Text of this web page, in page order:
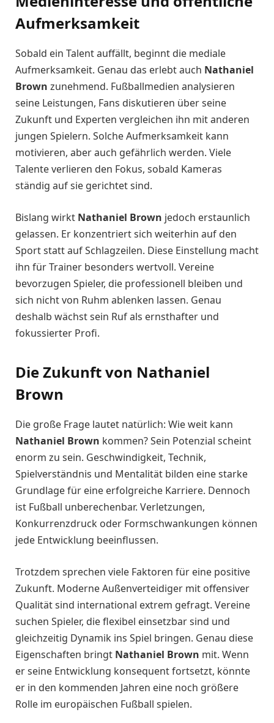
Aufmerksamkeit
Sobald ein Talent auffällt, beginnt die mediale
Aufmerksamkeit. Genau das erlebt auch Nathaniel
Brown zunehmend. Fußballmedien analysieren
seine Leistungen, Fans diskutieren über seine
Zukunft und Experten vergleichen ihn mit anderen
jungen Spielern. Solche Aufmerksamkeit kann
motivieren, aber auch gefährlich werden. Viele
Talente verlieren den Fokus, sobald Kameras
ständig auf sie gerichtet sind.
Bislang wirkt Nathaniel Brown jedoch erstaunlich
gelassen. Er konzentriert sich weiterhin auf den
Sport statt auf Schlagzeilen. Diese Einstellung macht
ihn für Trainer besonders wertvoll. Vereine
bevorzugen Spieler, die professionell bleiben und
sich nicht von Ruhm ablenken lassen. Genau
deshalb wächst sein Ruf als ernsthafter und
fokussierter Profi.
Die Zukunft von Nathaniel
Brown
Die große Frage lautet natürlich: Wie weit kann
Nathaniel Brown kommen? Sein Potenzial scheint
enorm zu sein. Geschwindigkeit, Technik,
Spielverständnis und Mentalität bilden eine starke
Grundlage für eine erfolgreiche Karriere. Dennoch
ist Fußball unberechenbar. Verletzungen,
Konkurrenzdruck oder Formschwankungen können
jede Entwicklung beeinflussen.
Trotzdem sprechen viele Faktoren für eine positive
Zukunft. Moderne Außenverteidiger mit offensiver
Qualität sind international extrem gefragt. Vereine
suchen Spieler, die flexibel einsetzbar sind und
gleichzeitig Dynamik ins Spiel bringen. Genau diese
Eigenschaften bringt Nathaniel Brown mit. Wenn
er seine Entwicklung konsequent fortsetzt, könnte
er in den kommenden Jahren eine noch größere
Rolle im europäischen Fußball spielen.